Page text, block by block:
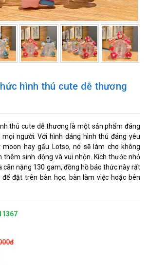
hình thú cute dễ thương
thú cute dễ thương là một sản phẩm đáng
người. Với hình dáng hình thú đáng yêu
moon hay gấu Lotso, nó sẽ làm cho không
thêm sinh động và vui nhộn. Kích thước nhỏ
cân nặng 130 gam, đồng hồ báo thức này rất
đặt trên bàn học, bàn làm việc hoặc bên